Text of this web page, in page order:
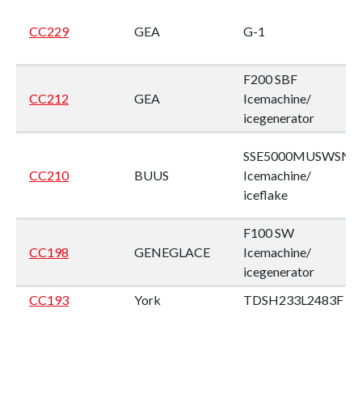
CC229 GEA G-1
CC212 GEA
F200 SBF
Icemachine/
icegenerator
CC210 BUUS
SSE5000MUSWSN
Icemachine/
iceflake
CC198 GENEGLACE
F100 SW
Icemachine/
icegenerator
CC193
York TDSH233L2483F